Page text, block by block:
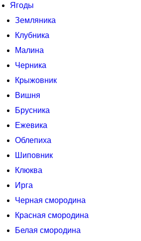
Ягоды
Земляника
Клубника
Малина
Черника
Крыжовник
Вишня
Брусника
Ежевика
Облепиха
Шиповник
Клюква
Ирга
Черная смородина
Красная смородина
Белая смородина